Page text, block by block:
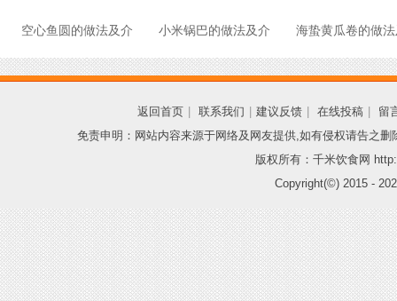
空心鱼圆的做法及介 小米锅巴的做法及介 海蛰黄瓜卷的做
返回首页 联系我们 建议反馈 在线投稿
留
免责申明：网站内容来源于网络及网友提供,如有侵权请告之
版权所有：千米饮食网
Copyright(©) 2015 -